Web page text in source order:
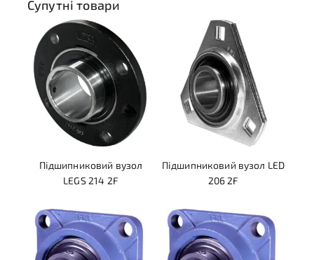
Супутні товари
Підшипниковий вузол
LEGS 214 2F
Підшипниковий вузол LED
206 2F